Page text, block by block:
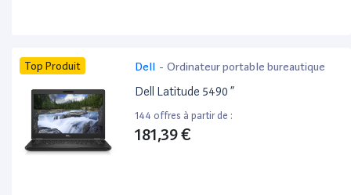
Top Produit Dell - Ordinateur portable bureautique
Dell Latitude 5490 ”
144 offres à partir de :
181,39 €